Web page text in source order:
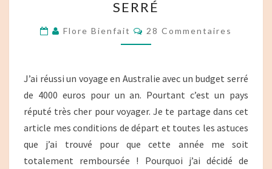
AN
DE
VOYAGE
EN
AUSTRALIE
AVEC
UN
BUDGET
SERRÉ
SERRÉ
Flore Bienfait Commentaires
28 Commentaires
J’ai réussi un voyage en Australie avec un budget serré
de 4000 euros pour un an. Pourtant c’est un pays
réputé très cher pour voyager. Je te partage dans cet
article mes conditions de départ et toutes les astuces
que j’ai trouvé pour que cette année me soit
totalement remboursée ! Pourquoi j’ai décidé de